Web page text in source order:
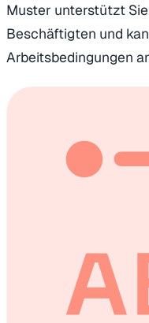
Muster unterstützt
Beschäftigten und
Arbeitsbedingungen